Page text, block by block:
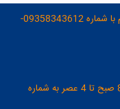
مشاوره رایگان بصورت چت در واتساپ و تلگرام با شماره 09358343612-
تماس تلفنی در روزهای شنبه تا پنج شنبه از 8 صبح تا 4 عصر به شماره